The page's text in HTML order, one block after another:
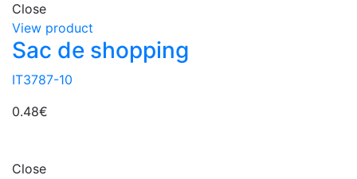
Close
View product
Sac de shopping
IT3787-10
0.48€
Close